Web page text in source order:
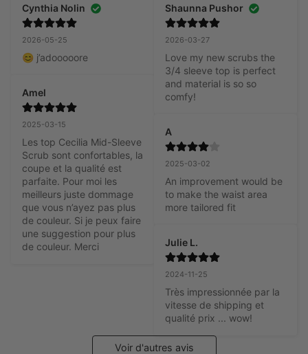
Cynthia Nolin
2026-05-25
😊 j’adooooore
Amel
2025-03-15
Les top Cecilia Mid-Sleeve
Scrub sont confortables, la
coupe et la qualité est
parfaite. Pour moi les
meilleurs juste dommage
que vous n’ayez pas plus
de couleur. Si je peux faire
une suggestion pour plus
de couleur. Merci
Shaunna Pushor
2026-03-27
Love my new scrubs the
3/4 sleeve top is perfect
and material is so so
comfy!
A
2025-03-02
An improvement would be
to make the waist area
more tailored fit
Julie L.
2024-11-25
Très impressionnée par la
vitesse de shipping et
qualité prix ... wow!
Voir d'autres avis